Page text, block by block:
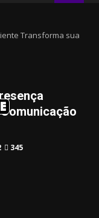
Transforma sua
345